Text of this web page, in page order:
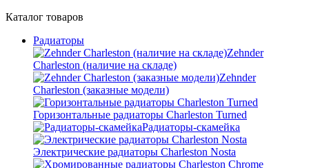
Каталог товаров
Радиаторы
Zehnder
Charleston (наличие на складе)
Zehnder
Charleston (заказные модели)
Горизонтальные радиаторы Charleston Turned
Радиаторы-скамейка
Электрические радиаторы Charleston Nosta